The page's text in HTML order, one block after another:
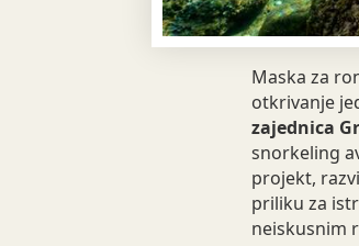
Maska za
otkrivanje
zajednica
snorkeling
projekt,
priliku za
neiskusnim